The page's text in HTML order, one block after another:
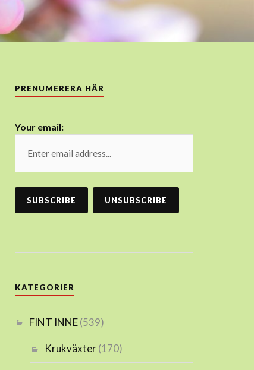
PRENUMERERA HÄR
Your email:
KATEGORIER
FINT INNE(539)
Krukväxter(170)